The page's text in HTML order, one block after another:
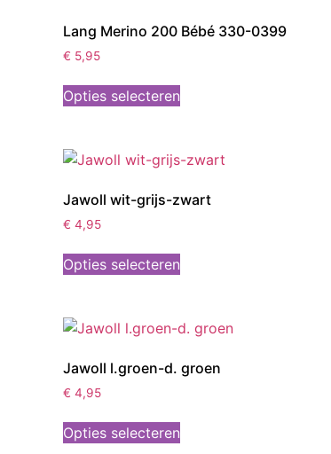
Lang Merino 200 Bébé 330-0399
€ 5,95
Opties selecteren
Jawoll wit-grijs-zwart
€ 4,95
Opties selecteren
Jawoll l.groen-d. groen
€ 4,95
Opties selecteren